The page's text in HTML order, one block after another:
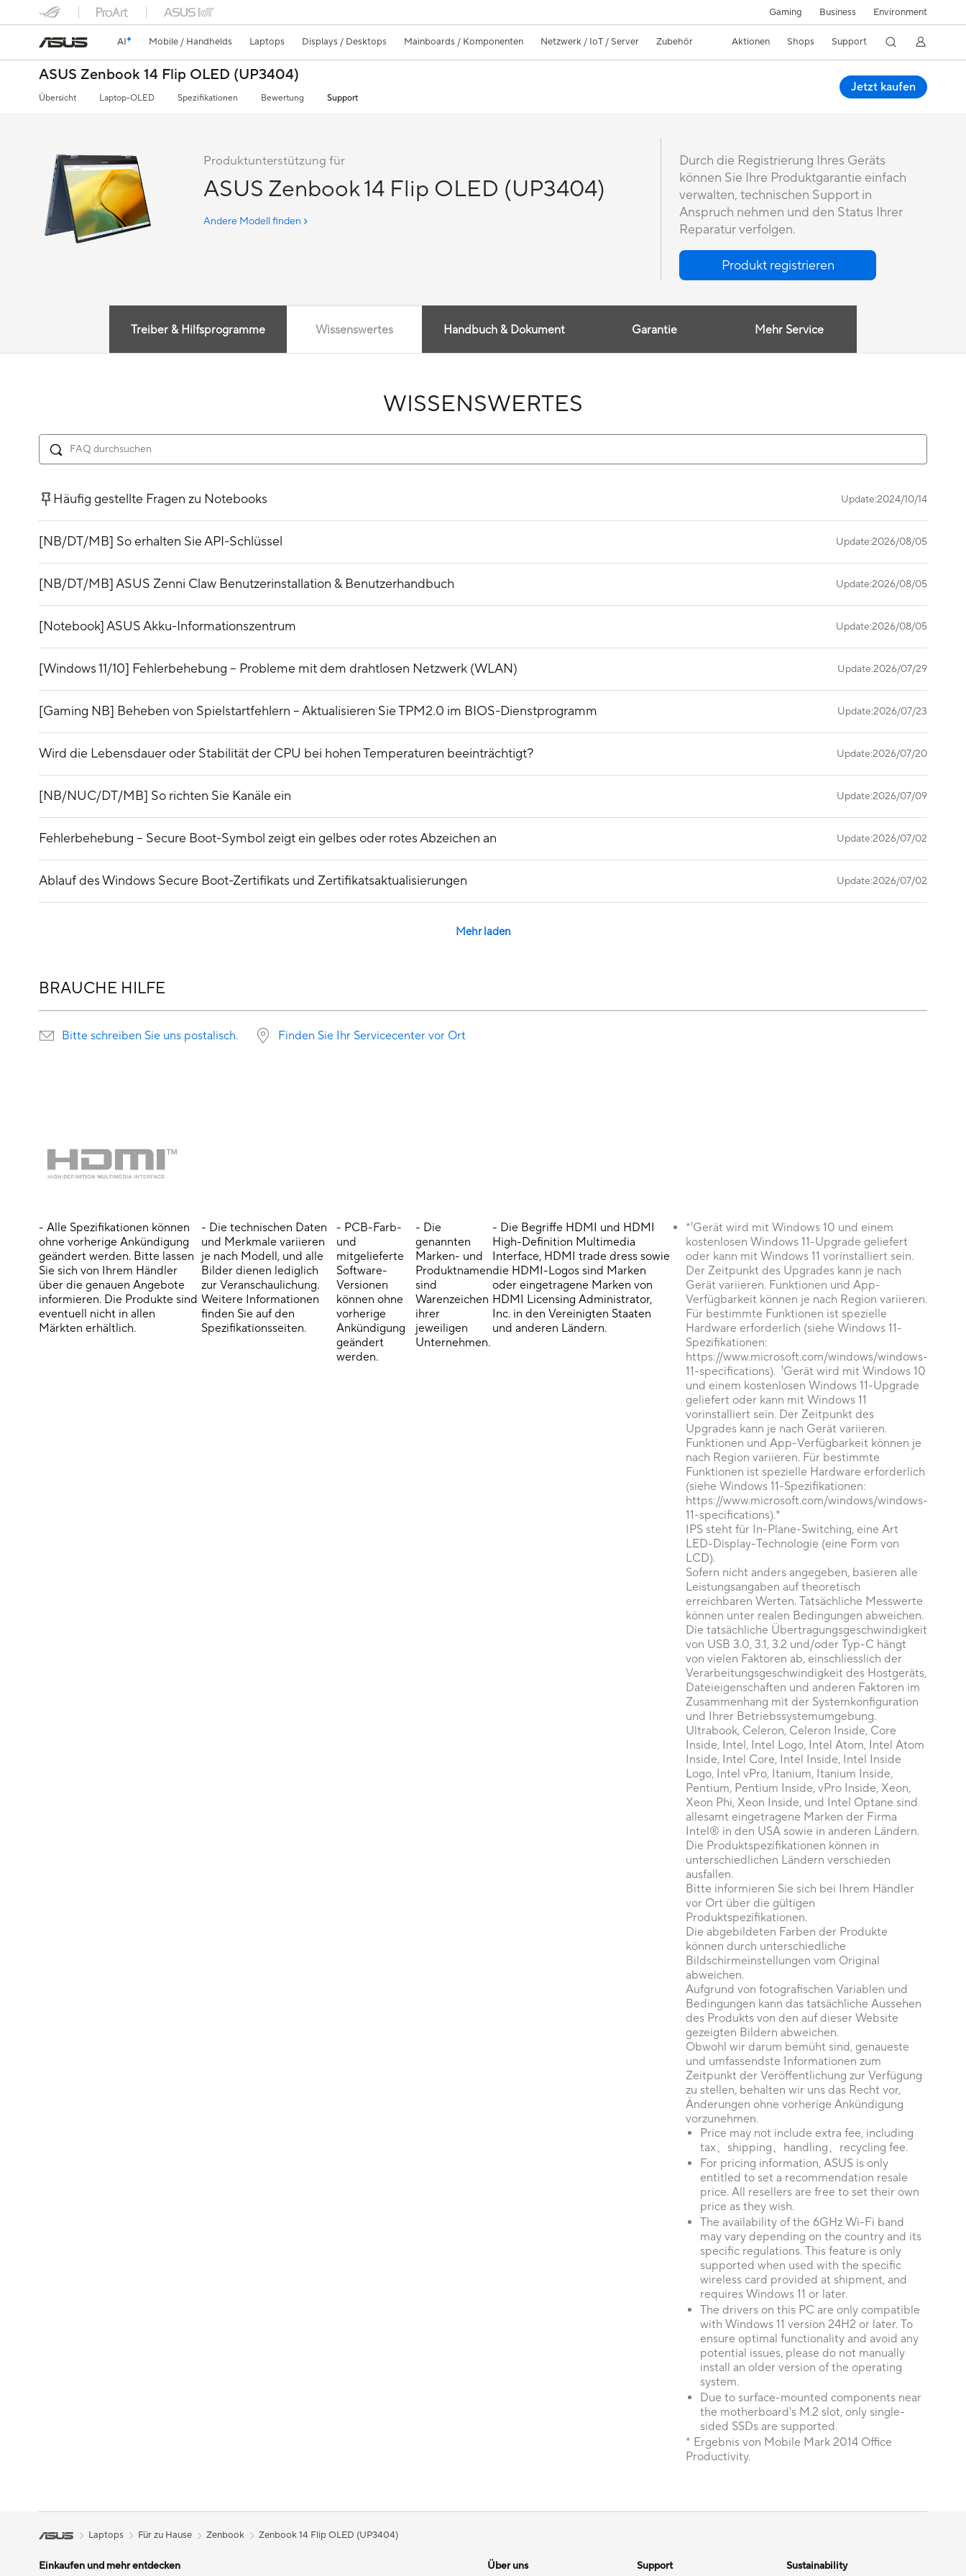
Gaming Business Environment
AI Mobile / Handhelds Laptops Displays / Desktops Mainboards / Komponenten Netzwerk / IoT / Server Zubehör Aktionen Shops Support
ASUS Zenbook 14 Flip OLED (UP3404)
Übersicht Laptop-OLED Spezifikationen Bewertung Support
Jetzt kaufen
Produktunterstützung für
ASUS Zenbook 14 Flip OLED (UP3404)
Andere Modell finden
Durch die Registrierung Ihres Geräts
können Sie Ihre Produktgarantie einfach
verwalten, technischen Support in
Anspruch nehmen und den Status Ihrer
Reparatur verfolgen.
Produkt registrieren
Treiber & Hilfsprogramme Wissenswertes Handbuch & Dokument Garantie Mehr Service
WISSENSWERTES
BRAUCHE HILFE
Bitte schreiben Sie uns postalisch. Finden Sie Ihr Servicecenter vor Ort
Häufig gestellte Fragen zu Notebooks Update:2024/10/14
[NB/DT/MB] So erhalten Sie API-Schlüssel Update:2026/08/05
[NB/DT/MB] ASUS Zenni Claw Benutzerinstallation & Benutzerhandbuch Update:2026/08/05
[Notebook] ASUS Akku-Informationszentrum Update:2026/08/05
[Windows 11/10] Fehlerbehebung – Probleme mit dem drahtlosen Netzwerk (WLAN) Update:2026/07/29
[Gaming NB] Beheben von Spielstartfehlern – Aktualisieren Sie TPM2.0 im BIOS-Dienstprogramm Update:2026/07/23
Wird die Lebensdauer oder Stabilität der CPU bei hohen Temperaturen beeinträchtigt? Update:2026/07/20
[NB/NUC/DT/MB] So richten Sie Kanäle ein Update:2026/07/09
Fehlerbehebung – Secure Boot-Symbol zeigt ein gelbes oder rotes Abzeichen an Update:2026/07/02
Ablauf des Windows Secure Boot-Zertifikats und Zertifikatsaktualisierungen Update:2026/07/02
Mehr laden
- Alle Spezifikationen können
ohne vorherige Ankündigung
geändert werden. Bitte lassen
Sie sich von Ihrem Händler
über die genauen Angebote
informieren. Die Produkte sind
eventuell nicht in allen
Märkten erhältlich.
- Die technischen Daten
und Merkmale variieren
je nach Modell, und alle
Bilder dienen lediglich
zur Veranschaulichung.
Weitere Informationen
finden Sie auf den
Spezifikationsseiten.
- PCB-Farb-
und
mitgelieferte
Software-
Versionen
können ohne
vorherige
Ankündigung
geändert
werden.
- Die
genannten
Marken- und
Produktnamen
sind
Warenzeichen
ihrer
jeweiligen
Unternehmen.
- Die Begriffe HDMI und HDMI
High-Definition Multimedia
Interface, HDMI trade dress sowie
die HDMI-Logos sind Marken
oder eingetragene Marken von
HDMI Licensing Administrator,
Inc. in den Vereinigten Staaten
und anderen Ländern.
*¹Gerät wird mit Windows 10 und einem
kostenlosen Windows 11-Upgrade geliefert
oder kann mit Windows 11 vorinstalliert sein.
Der Zeitpunkt des Upgrades kann je nach
Gerät variieren. Funktionen und App-
Verfügbarkeit können je nach Region variieren.
Für bestimmte Funktionen ist spezielle
Hardware erforderlich (siehe Windows 11-
Spezifikationen:
https://www.microsoft.com/windows/windows-
11-specifications). ¹Gerät wird mit Windows 10
und einem kostenlosen Windows 11-Upgrade
geliefert oder kann mit Windows 11
vorinstalliert sein. Der Zeitpunkt des
Upgrades kann je nach Gerät variieren.
Funktionen und App-Verfügbarkeit können je
nach Region variieren. Für bestimmte
Funktionen ist spezielle Hardware erforderlich
(siehe Windows 11-Spezifikationen:
https://www.microsoft.com/windows/windows-
11-specifications).*
IPS steht für In-Plane-Switching, eine Art
LED-Display-Technologie (eine Form von
LCD).
Sofern nicht anders angegeben, basieren alle
Leistungsangaben auf theoretisch
erreichbaren Werten. Tatsächliche Messwerte
können unter realen Bedingungen abweichen.
Die tatsächliche Übertragungsgeschwindigkeit
von USB 3.0, 3.1, 3.2 und/oder Typ-C hängt
von vielen Faktoren ab, einschliesslich der
Verarbeitungsgeschwindigkeit des Hostgeräts,
Dateieigenschaften und anderen Faktoren im
Zusammenhang mit der Systemkonfiguration
und Ihrer Betriebssystemumgebung.
Ultrabook, Celeron, Celeron Inside, Core
Inside, Intel, Intel Logo, Intel Atom, Intel Atom
Inside, Intel Core, Intel Inside, Intel Inside
Logo, Intel vPro, Itanium, Itanium Inside,
Pentium, Pentium Inside, vPro Inside, Xeon,
Xeon Phi, Xeon Inside, und Intel Optane sind
allesamt eingetragene Marken der Firma
Intel® in den USA sowie in anderen Ländern.
Die Produktspezifikationen können in
unterschiedlichen Ländern verschieden
ausfallen.
Bitte informieren Sie sich bei Ihrem Händler
vor Ort über die gültigen
Produktspezifikationen.
Die abgebildeten Farben der Produkte
können durch unterschiedliche
Bildschirmeinstellungen vom Original
abweichen.
Aufgrund von fotografischen Variablen und
Bedingungen kann das tatsächliche Aussehen
des Produkts von den auf dieser Website
gezeigten Bildern abweichen.
Obwohl wir darum bemüht sind, genaueste
und umfassendste Informationen zum
Zeitpunkt der Veröffentlichung zur Verfügung
zu stellen, behalten wir uns das Recht vor,
Änderungen ohne vorherige Ankündigung
vorzunehmen.
Price may not include extra fee, including
tax、shipping、handling、recycling fee.
For pricing information, ASUS is only
entitled to set a recommendation resale
price. All resellers are free to set their own
price as they wish.
The availability of the 6GHz Wi-Fi band
may vary depending on the country and its
specific regulations. This feature is only
supported when used with the specific
wireless card provided at shipment, and
requires Windows 11 or later.
The drivers on this PC are only compatible
with Windows 11 version 24H2 or later. To
ensure optimal functionality and avoid any
potential issues, please do not manually
install an older version of the operating
system.
Due to surface-mounted components near
the motherboard's M.2 slot, only single-
sided SSDs are supported.
* Ergebnis von Mobile Mark 2014 Office
Productivity.
Laptops Für zu Hause Zenbook Zenbook 14 Flip OLED (UP3404)
Einkaufen und mehr entdecken Über uns Support Sustainability